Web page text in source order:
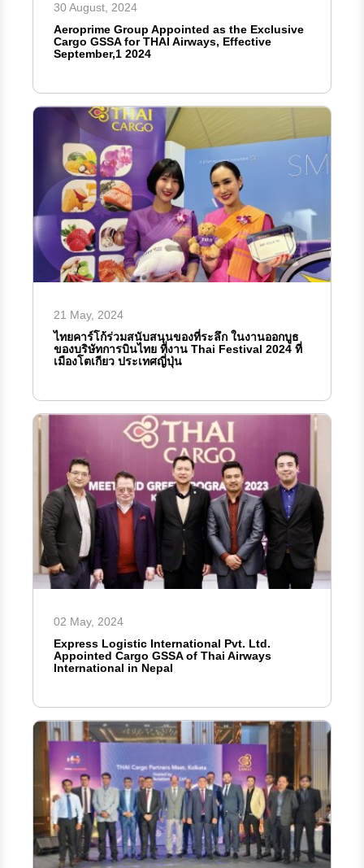
30 August, 2024
Aeroprime Group Appointed as the Exclusive
Cargo GSSA for THAI Airways, Effective
September,1 2024
21 May, 2024
ไทยคาร์โก้ร่วมสนับสนุนของที่ระลึก ในงานออกบูธ
ของบริษัทการบินไทย ที่งาน Thai Festival 2024 ที่
เมืองโตเกียว ประเทศญี่ปุ่น
02 May, 2024
Express Logistic International Pvt. Ltd.
Appointed Cargo GSSA of Thai Airways
International in Nepal